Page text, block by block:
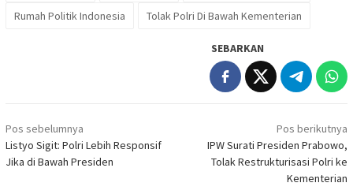
Rumah Politik Indonesia
Tolak Polri Di Bawah Kementerian
SEBARKAN
Navigasi
pos
Pos sebelumnya
Listyo Sigit: Polri Lebih Responsif
Jika di Bawah Presiden
Pos berikutnya
IPW Surati Presiden Prabowo,
Tolak Restrukturisasi Polri ke
Kementerian